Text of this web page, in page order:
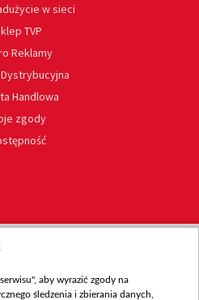
w sieci
TVP
Reklamy
Handlowa
zgody
aby wyrazić zgody na
śledzenia i zbierania danych,